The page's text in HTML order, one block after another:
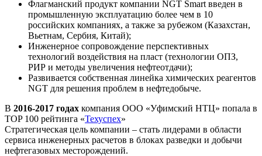
Флагманский продукт компании NGT Smart введен в
промышленную эксплуатацию более чем в 10
российских компаниях, а также за рубежом (Казахстан,
Вьетнам, Сербия, Китай);
Инженерное сопровождение перспективных
технологий воздействия на пласт (технологии ОПЗ,
РИР и методы увеличения нефтеотдачи);
Развивается собственная линейка химических реагентов
NGT для решения проблем в нефтедобыче.
В 2016-2017 годах компания ООО «Уфимский НТЦ» попала в
ТOP 100 рейтинга «Техуспех»
Стратегическая цель компании – стать лидерами в области
сервиса инженерных расчетов в блоках разведки и добычи
нефтегазовых месторождений.